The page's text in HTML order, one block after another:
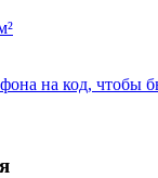
на код, чтобы